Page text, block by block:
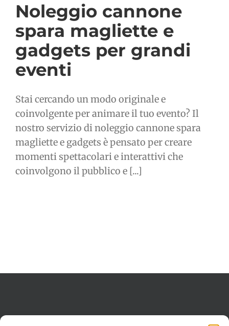
Noleggio cannone
spara magliette e
gadgets per grandi
eventi
Stai cercando un modo originale e
coinvolgente per animare il tuo evento? Il
nostro servizio di noleggio cannone spara
magliette e gadgets è pensato per creare
momenti spettacolari e interattivi che
coinvolgono il pubblico e [...]